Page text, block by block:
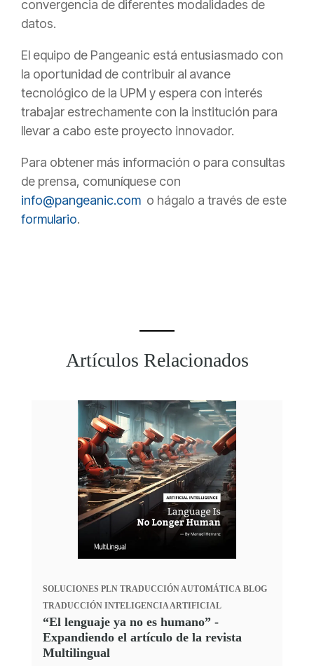
convergencia de diferentes modalidades de
datos.
El equipo de Pangeanic está entusiasmado con
la oportunidad de contribuir al avance
tecnológico de la UPM y espera con interés
trabajar estrechamente con la institución para
llevar a cabo este proyecto innovador.
Para obtener más información o para consultas
de prensa, comuníquese con
info@pangeanic.com o hágalo a través de este
formulario.
Artículos Relacionados
SOLUCIONES PLN TRADUCCIÓN AUTOMÁTICA BLOG
TRADUCCIÓN INTELIGENCIA ARTIFICIAL
“El lenguaje ya no es humano” -
Expandiendo el artículo de la revista
Multilingual